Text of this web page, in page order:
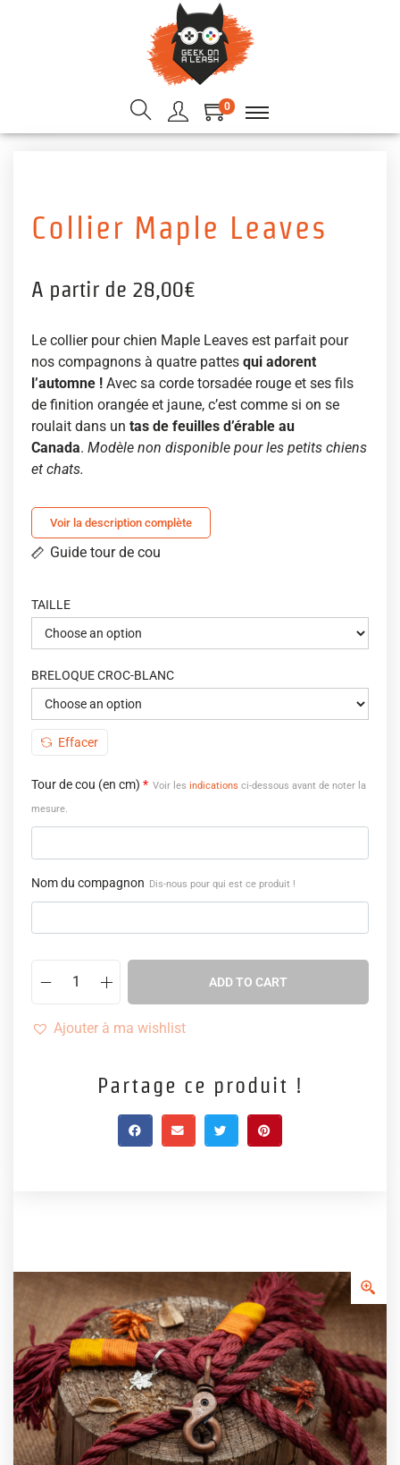
0
Collier Maple Leaves
A partir de 28,00€
Le collier pour chien Maple Leaves est parfait pour
nos compagnons à quatre pattes qui adorent
l’automne ! Avec sa corde torsadée rouge et ses fils
de finition orangée et jaune, c’est comme si on se
roulait dans un tas de feuilles d’érable au
Canada. Modèle non disponible pour les petits chiens
et chats.
Voir la description complète
Guide tour de cou
TAILLE
BRELOQUE CROC-BLANC
Effacer
Tour de cou (en cm) * Voir les indications ci-dessous avant de noter la
mesure.
Nom du compagnon Dis-nous pour qui est ce produit !
ADD TO CART
Ajouter à ma wishlist
Partage ce produit !